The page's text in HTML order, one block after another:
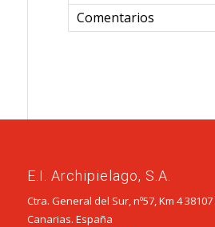
Comentarios
E.I. Archipielago, S.A.
Ctra. General del Sur, nº57, Km 4
Canarias. España